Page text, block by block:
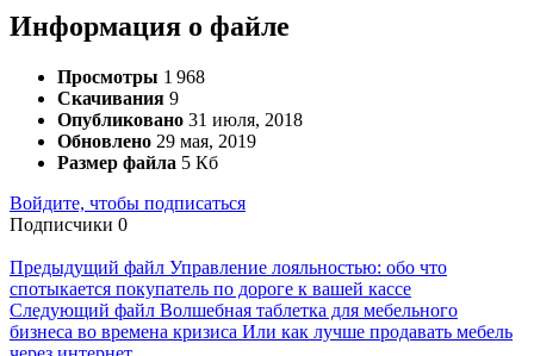
Информация о файле
Просмотры 1 968
Скачивания 9
Опубликовано 31 июля, 2018
Обновлено 29 мая, 2019
Размер файла 5 Кб
Войдите, чтобы подписаться
Подписчики 0
Предыдущий файл Управление лояльностью: обо что
спотыкается покупатель по дороге к вашей кассе
Следующий файл Волшебная таблетка для мебельного
бизнеса во времена кризиса Или как лучше продавать мебель